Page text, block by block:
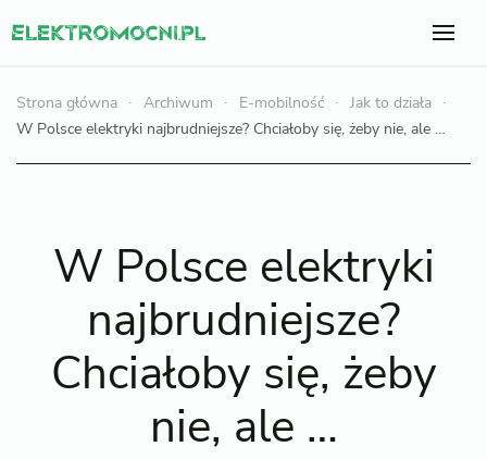
Strona główna Archiwum E-mobilność
Jak to działa
W Polsce elektryki najbrudniejsze? Chciałoby się, żeby nie, ale …
W Polsce elektryki
najbrudniejsze?
Chciałoby się, żeby
nie, ale …